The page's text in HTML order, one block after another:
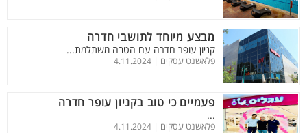
מבצע מיוחד לתושבי חדרה
קניון עופר חדרה עם הטבה משתלמת...
פלאשנט עסקים | 4.11.2024
פעמיים כי טוב בקניון עופר חדרה
...
פלאשנט עסקים | 4.11.2024